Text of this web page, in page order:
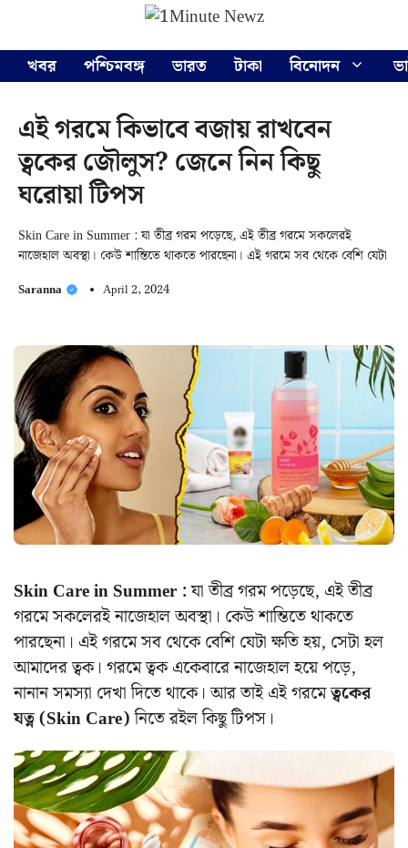
content
খবর
পশ্চিমবঙ্গ ভারত টাকা বিনোদন
এই গরমে কিভাবে বজায় রাখবেন
ত্বকের জৌলুস? জেনে নিন কিছু
ঘরোয়া টিপস
Skin Care in Summer : যা তীব্র গরম পড়েছে, এই তীব্র গরমে সকলেরই
নাজেহাল অবস্থা। কেউ শান্তিতে থাকতে পারছেনা। এই গরমে সব থেকে বেশি যেটা
Saranna April 2, 2024
Skin Care in Summer :যা তীব্র গরম পড়েছে, এই তীব্র
গরমে সকলেরই নাজেহাল অবস্থা। কেউ শান্তিতে থাকতে
পারছেনা। এই গরমে সব থেকে বেশি যেটা ক্ষতি হয়, সেটা হল
আমাদের ত্বক। গরমে ত্বক একেবারে নাজেহাল হয়ে পড়ে,
নানান সমস্যা দেখা দিতে থাকে। আর তাই এই গরমেত্বকের
যত্ন (Skin Care)নিতে রইল কিছু টিপস।